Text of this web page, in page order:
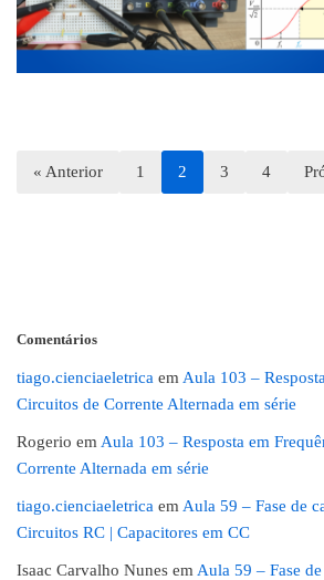
« Anterior 1 2 3 4
Comentários
tiago.cienciaeletrica em Aula 103 –
Circuitos de Corrente Alternada em série
Rogerio em Aula 103 – Resposta em
Corrente Alternada em série
tiago.cienciaeletrica em Aula 59 – Fase de
Circuitos RC | Capacitores em CC
Isaac Carvalho Nunes em Aula 59 – Fase